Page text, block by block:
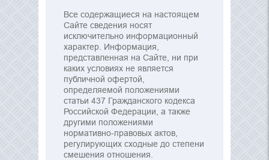
Все содержащиеся на настоящем
Сайте сведения носят
исключительно информационный
характер. Информация,
представленная на Сайте, ни при
каких условиях не является
публичной офертой,
определяемой положениями
статьи 437 Гражданского кодекса
Российской Федерации, а также
другими положениями
нормативно-правовых актов,
регулирующих сходные до степени
смешения отношения.